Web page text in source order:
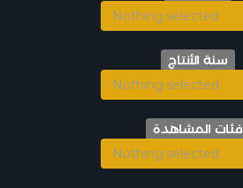
Nothing selected
سنة الأنتاج
Nothing selected
فئات المشاهدة
Nothing selected